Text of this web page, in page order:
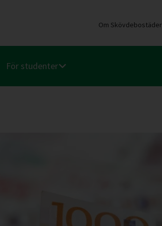
Om Skövdebostäder
För studenter